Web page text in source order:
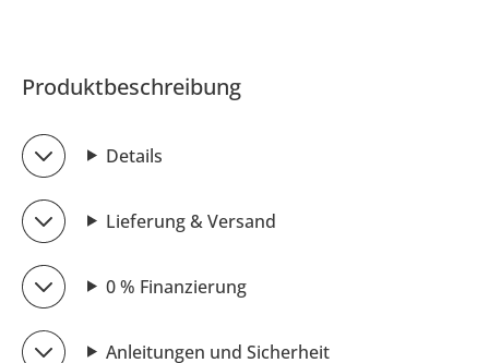
Produktbeschreibung
Details
Lieferung & Versand
0 % Finanzierung
Anleitungen und Sicherheit